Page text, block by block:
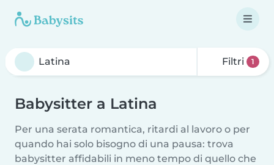
Filtri 1
Babysitter a Latina
Per una serata romantica, ritardi al lavoro o per
quando hai solo bisogno di una pausa: trova
babysitter affidabili in meno tempo di quello che